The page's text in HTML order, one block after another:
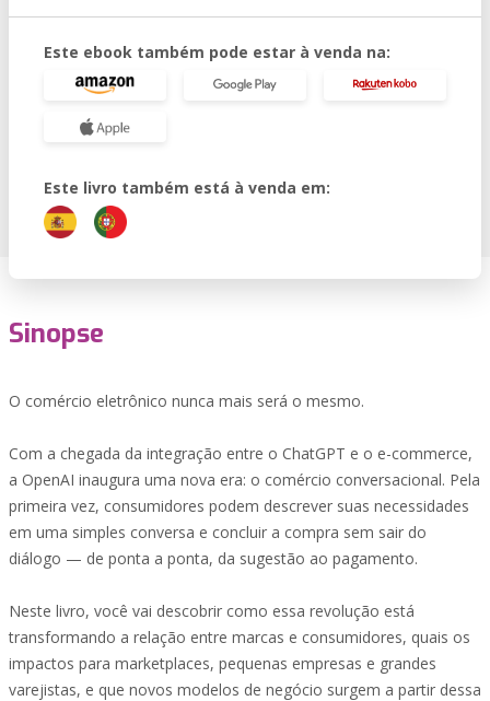
Este ebook também pode estar à venda na:
Este livro também está à venda em:
Sinopse
O comércio eletrônico nunca mais será o mesmo.
Com a chegada da integração entre o ChatGPT e o e-commerce,
a OpenAI inaugura uma nova era: o comércio conversacional. Pela
primeira vez, consumidores podem descrever suas necessidades
em uma simples conversa e concluir a compra sem sair do
diálogo — de ponta a ponta, da sugestão ao pagamento.
Neste livro, você vai descobrir como essa revolução está
transformando a relação entre marcas e consumidores, quais os
impactos para marketplaces, pequenas empresas e grandes
varejistas, e que novos modelos de negócio surgem a partir dessa